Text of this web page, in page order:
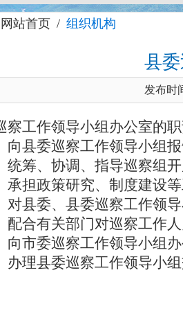
网站首页 / 组织机构
县
发布时
察工作领导小组办公室的
向县委巡察工作领导小组
统筹、协调、指导巡察组
承担政策研究、制度建设
对县委、县委巡察工作领
配合有关部门对巡察工作
向市委巡察工作领导小组
办理县委巡察工作领导小